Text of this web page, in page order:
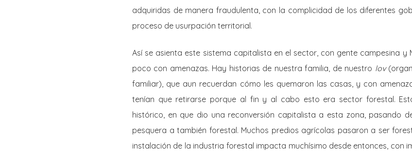
adquiridas de manera fraudulenta, con la complicidad de los diferentes
proceso de usurpación territorial.
Así se asienta este sistema capitalista en el sector, con gente campesina y
poco con amenazas. Hay historias de nuestra familia, de nuestro lov
familiar), que aun recuerdan cómo les quemaron las casas, y con
tenían que retirarse porque al fin y al cabo esto era sector forestal.
histórico, en que dio una reconversión capitalista a esta zona, pasando
pesquera a también forestal. Muchos predios agrícolas pasaron a ser
instalación de la industria forestal impacta muchísimo desde entonces, con